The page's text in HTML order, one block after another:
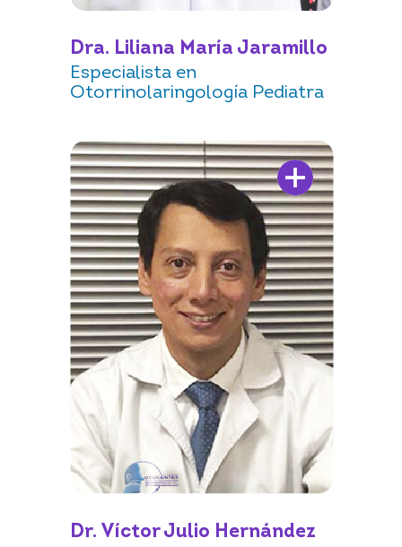
Dra. Liliana María Jaramillo
Especialista en
Otorrinolaringología Pediatra
Dr. Víctor Julio Hernández